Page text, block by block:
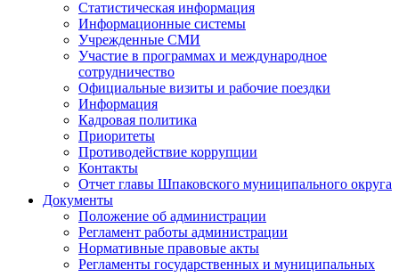
Статистическая информация
Информационные системы
Учрежденные СМИ
Участие в программах и международное
сотрудничество
Официальные визиты и рабочие поездки
Информация
Кадровая политика
Приоритеты
Противодействие коррупции
Контакты
Отчет главы Шпаковского муниципального округа
Документы
Положение об администрации
Регламент работы администрации
Нормативные правовые акты
Регламенты государственных и муниципальных